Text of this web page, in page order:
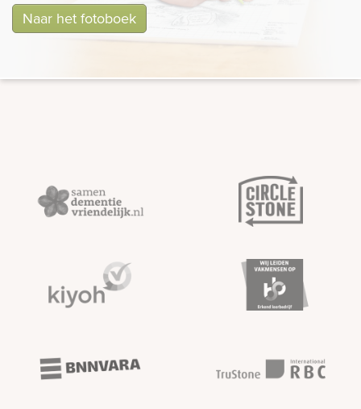
Naar het fotoboek